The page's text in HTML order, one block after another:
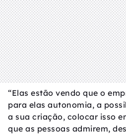
“Elas estão vendo que o
para elas autonomia, a
a sua criação, colocar isso
que as pessoas admirem,